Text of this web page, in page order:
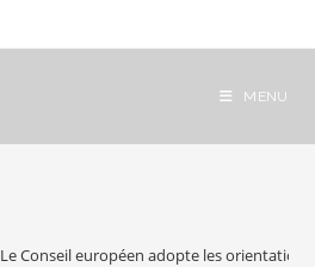
MENU
Le Conseil européen adopte les